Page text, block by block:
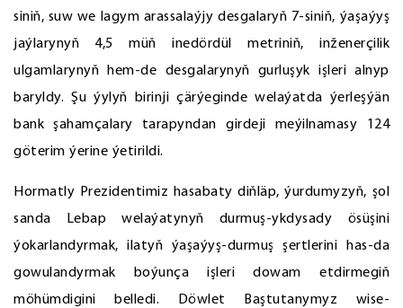
siniň, suw we lagym arassalaýjy desgalaryň 7-siniň, ýaşaýyş
jaýlarynyň 4,5 müň inedördül metriniň, inženerçilik
ulgamlarynyň hem-de desgalarynyň gurluşyk işleri alnyp
baryldy. Şu ýylyň birinji çärýeginde welaýatda ýerleşýän
bank şahamçalary tarapyndan girdeji meýilnamasy 124
göterim ýerine ýetirildi.
Hormatly Prezidentimiz hasabaty diňläp, ýurdumyzyň, şol
sanda Lebap welaýatynyň durmuş-ykdysady ösüşini
ýokarlandyrmak, ilatyň ýaşaýyş-durmuş şertlerini has-da
gowulandyrmak boýunça işleri dowam etdirmegiň
möhümdigini belledi. Döwlet Baştutanymyz wise-